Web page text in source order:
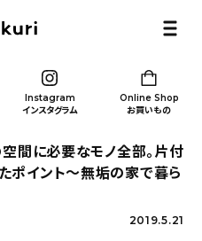
Instagram
インスタグラム
Online Shop
お買いもの
空間に必要なモノ全部。片付
ポイント～無垢の家で暮ら
2019.5.21